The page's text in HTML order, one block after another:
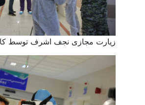
زیارت مجازی نجف اشرف توسط